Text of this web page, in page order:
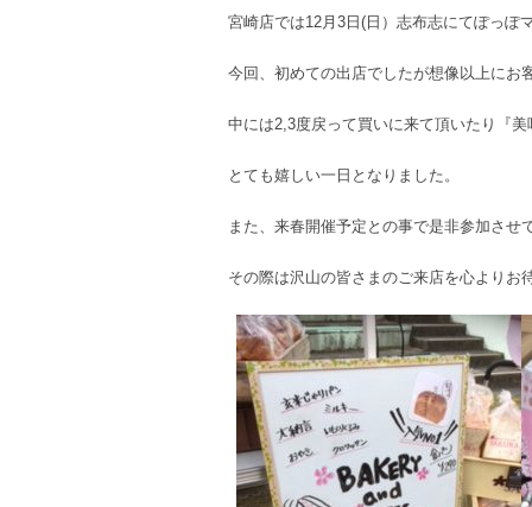
宮崎店では12月3日(日）志布志にてぽっぽ
今回、初めての出店でしたが想像以上にお
中には2,3度戻って買いに来て頂いたり『
とても嬉しい一日となりました。
また、来春開催予定との事で是非参加させ
その際は沢山の皆さまのご来店を心よりお